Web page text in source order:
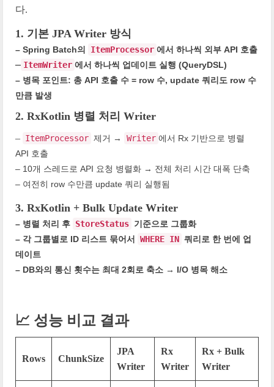
다.
1. 기본 JPA Writer 방식
– Spring Batch의 ItemProcessor 에서 하나씩 외부 API 호출
– ItemWriter 에서 하나씩 업데이트 실행 (QueryDSL)
– 병목 포인트: 총 API 호출 수 = row 수, update 쿼리도 row 수
만큼 발생
2. RxKotlin 병렬 처리 Writer
– ItemProcessor 제거 → Writer 에서 Rx 기반으로 병렬
API 호출
– 10개 스레드로 API 요청 병렬화 → 전체 처리 시간 대폭 단축
– 여전히 row 수만큼 update 쿼리 실행됨
3. RxKotlin + Bulk Update Writer
– 병렬 처리 후 StoreStatus 기준으로 그룹화
– 각 그룹별로 ID 리스트 묶어서 WHERE IN 쿼리로 한 번에 업
데이트
– DB와의 통신 횟수는 최대 2회로 축소 → I/O 병목 해소
📈 성능 비교 결과
Rows ChunkSize
JPA
Writer
Rx
Writer
Rx + Bulk
Writer